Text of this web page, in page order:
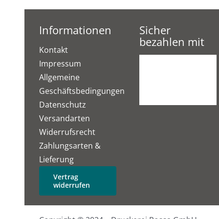
Informationen
Kontakt
Impressum
Allgemeine
Geschäftsbedingungen
Datenschutz
Versandarten
Widerrufsrecht
Zahlungsarten &
Lieferung
Vertrag
widerrufen
Sicher
bezahlen mit